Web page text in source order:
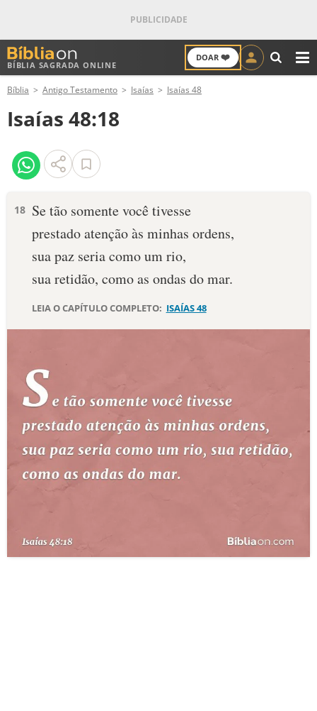
BÍBLIA SAGRADA ONLINE
DOAR ❤️
ANTIGO TESTAMENTO
NOVO TESTAMENTO
VERSÍCULOS
PALAVRA DO DIA
SALMO DO DIA
DEVOCIONAL DIÁRIO
ESTUDOS BÍBLICOS
ESBOÇOS DE PREGAÇÃO
TEMAS
PERGUNTE À BÍBLIA
QUEM SOMOS
Bíblia Antigo Testamento Isaías Isaías 48
Isaías 48:18
18 Se tão somente você tivesse
prestado atenção às minhas ordens,
sua paz seria como um rio,
sua retidão, como as ondas do mar.
LEIA O CAPÍTULO COMPLETO: ISAÍAS 48